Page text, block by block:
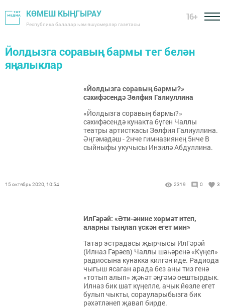
КӨМЕШ КЫҢГЫРАУ
Республика балалар һәм яшүсмерләр газетасы
16+
Йолдызга соравың бармы тег белән
яңалыклар
«Йолдызга соравың бармы?»
сәхифәсендә Зөлфия Галиуллина
«Йолдызга соравың бармы?»
сәхифәсендә кунакта бүген Чаллы
театры артисткасы Зөлфия Галиуллина.
Әңгәмәдәш - 2нче гимназиянең 5нче В
сыйныфы укучысы Инзилә Абдуллина.
15 октябрь 2020, 10:54 2319 0 3
ИлГәрәй: «Әти-әнине хөрмәт итеп,
аларны тыңлап үскән егет мин»
Татар эстрадасы җырчысы ИлГәрәй
(Илназ Гәрәев) Чаллы шәһәренә «Күңел»
радиосына кунакка килгән иде. Радиода
чыгыш ясаган арада без аны тиз генә
«тотып алып» җәһәт әңгәмә оештырдык.
Илназ бик шат күңелле, ачык йөзле егет
булып чыкты, сорауларыбызга бик
рәхәтләнеп җавап бирде.